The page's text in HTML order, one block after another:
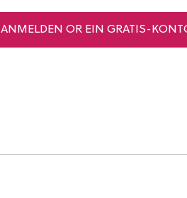
ANMELDEN OR EIN GRATIS-